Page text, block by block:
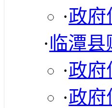
·政府
·临潭县
·政府
·政府